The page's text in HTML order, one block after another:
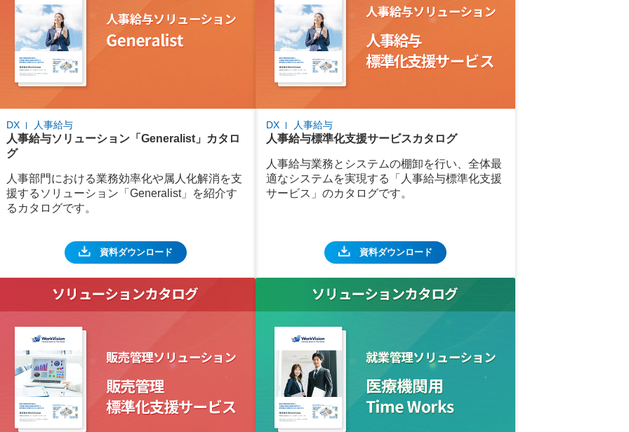
DX 人事給与
人事給与ソリューション「Generalist」カタロ
グ
人事部門における業務効率化や属人化解消を支
援するソリューション「Generalist」を紹介す
るカタログです。
資料ダウンロード
DX 人事給与
人事給与標準化支援サービスカタログ
人事給与業務とシステムの棚卸を行い、全体最
適なシステムを実現する「人事給与標準化支援
サービス」のカタログです。
資料ダウンロード